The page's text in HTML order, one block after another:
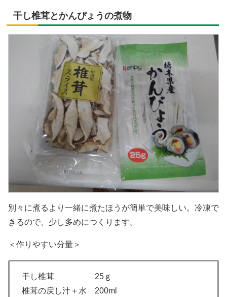
干し椎茸とかんぴょうの煮物
別々に煮るより一緒に煮たほうが簡単で美味しい。冷凍で
きるので、少し多めにつくります。
＜作りやすい分量＞
干し椎茸 25ｇ
椎茸の戻し汁＋水 200ml